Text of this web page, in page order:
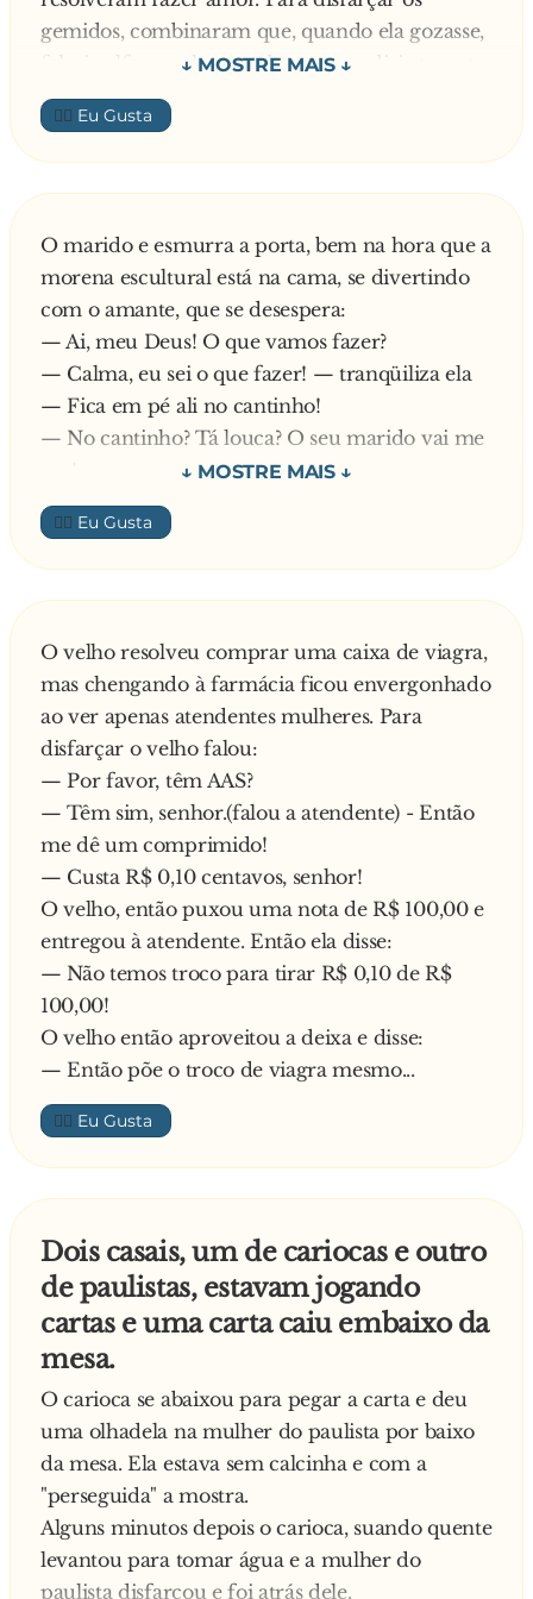
- Slurp... 22, por quê?
- Você tem 22 anos e ainda acredita em Papai
Noel?
assoviando satisfeito, dali.
gemidos, combinaram que, quando ela gozasse,
falaria alface e ele quando gozasse, diria tomate.
E foi assim a noite inteira: alface, tomate...
alface, tomate... Alface, tomate...
A certa altura da noite, um dos meninos
acordou e reclamou:
essa salada que a maionese está caindo aqui
embaixo!
👍🏼
O marido e esmurra a porta, bem na hora que a
morena escultural está na cama, se divertindo
com o amante, que se desespera:
— Ai, meu Deus! O que vamos fazer?
— Calma, eu sei o que fazer! — tranqüiliza ela
— Fica em pé ali no cantinho!
— No cantinho? Tá louca? O seu marido vai me
— Faz o que eu estou falando, rápido!
Mais do que depressa o sujeito fica parado
como ordenou a morena, que pega um balde
de óleo e joga sobre ele, que não entende nada.
derrama sobre o corpo do coitado.
— Não se mexe até eu mandar! Finge que é
uma estátua!
Então o marido entra, a mulher tenta disfarçar
e ele pergunta:
— Posso saber o que é isso?
— Ah, meu bem... É só uma estátua! A família
Silva colocou uma no quarto deles e eu gostei
tanto que comprei uma igualzinha pra gente!
Então o marido olhou com desprezo,
resmungou e deitou na cama pra assistir
televisão. Viu a novela inteira e nem foi ao
banheiro nos comerciais, assistiu um filme de
três horas e não pregou os olhos.
Já eram duas da manhã e o marido ainda estava
assistindo televisão. A morena já tinha pego no
sono e a Ricardão firme, agüardando o
momento de fugir.
Quando, para a alegria do ricardão-estátua, o
marido finalmente se levanta e vai até a cozinha
preparar um sanduíche.
O Ricardão abre a janela e tenta tomar coragem
para pular quando o marido c**... volta com um
sanduíche e uma lata de c**.... O Ricardão
consegue disfarçar. Então o marido chega bem
perto dele e diz:
— Toma, cara... Come e bebe alguma coisa! Eu
fiquei dois dias que nem um i**... no quarto da
família Silva e nem um copo de água me
ofereceram!
👍🏼
O velho resolveu comprar uma caixa de viagra,
mas chengando à farmácia ficou envergonhado
ao ver apenas atendentes mulheres. Para
disfarçar o velho falou:
— Por favor, têm AAS?
— Têm sim, senhor.(falou a atendente) - Então
me dê um comprimido!
— Custa R$ 0,10 centavos, senhor!
O velho, então puxou uma nota de R$ 100,00 e
entregou à atendente. Então ela disse:
— Não temos troco para tirar R$ 0,10 de R$
100,00!
O velho então aproveitou a deixa e disse:
— Então põe o troco de viagra mesmo...
👍🏼
Dois casais, um de cariocas e outro
de paulistas, estavam jogando
cartas e uma carta caiu embaixo da
mesa.
O carioca se abaixou para pegar a carta e deu
uma olhadela na mulher do paulista por baixo
da mesa. Ela estava sem calcinha e com a
"perseguida" a mostra.
Alguns minutos depois o carioca, suando quente
levantou para tomar água e a mulher do
paulista disfarçou e foi atrás dele.